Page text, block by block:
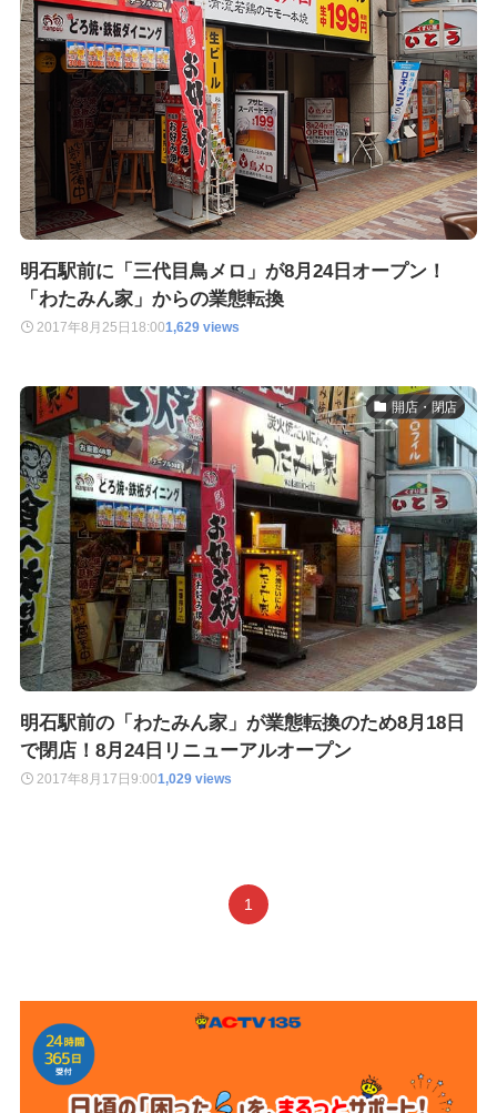
明石駅前に「三代目鳥メロ」が8月24日オープン！
「わたみん家」からの業態転換
2017年8月25日 18:001,629 views
開店・閉店
明石駅前の「わたみん家」が業態転換のため8月18日
で閉店！8月24日リニューアルオープン
2017年8月17日 9:001,029 views
1